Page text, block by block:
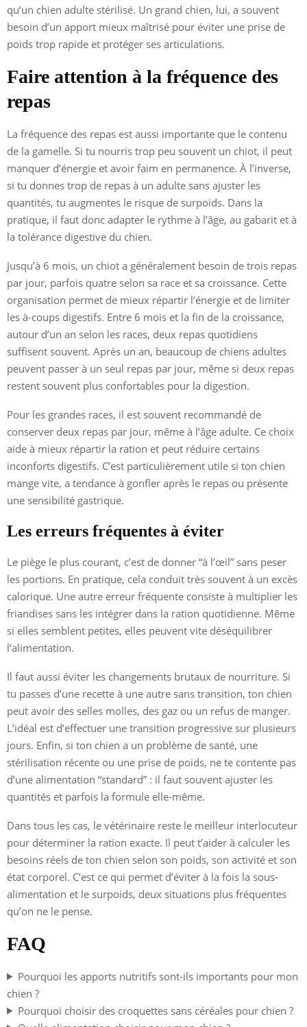
qu’un chien adulte stérilisé. Un grand chien, lui, a souvent
besoin d’un apport mieux maîtrisé pour éviter une prise de
poids trop rapide et protéger ses articulations.
Faire attention à la fréquence des
repas
La fréquence des repas est aussi importante que le contenu
de la gamelle. Si tu nourris trop peu souvent un chiot, il peut
manquer d’énergie et avoir faim en permanence. À l’inverse,
si tu donnes trop de repas à un adulte sans ajuster les
quantités, tu augmentes le risque de surpoids. Dans la
pratique, il faut donc adapter le rythme à l’âge, au gabarit et à
la tolérance digestive du chien.
Jusqu’à 6 mois, un chiot a généralement besoin de trois repas
par jour, parfois quatre selon sa race et sa croissance. Cette
organisation permet de mieux répartir l’énergie et de limiter
les à-coups digestifs. Entre 6 mois et la fin de la croissance,
autour d’un an selon les races, deux repas quotidiens
suffisent souvent. Après un an, beaucoup de chiens adultes
peuvent passer à un seul repas par jour, même si deux repas
restent souvent plus confortables pour la digestion.
Pour les grandes races, il est souvent recommandé de
conserver deux repas par jour, même à l’âge adulte. Ce choix
aide à mieux répartir la ration et peut réduire certains
inconforts digestifs. C’est particulièrement utile si ton chien
mange vite, a tendance à gonfler après le repas ou présente
une sensibilité gastrique.
Les erreurs fréquentes à éviter
Le piège le plus courant, c’est de donner “à l’œil” sans peser
les portions. En pratique, cela conduit très souvent à un excès
calorique. Une autre erreur fréquente consiste à multiplier les
friandises sans les intégrer dans la ration quotidienne. Même
si elles semblent petites, elles peuvent vite déséquilibrer
l’alimentation.
Il faut aussi éviter les changements brutaux de nourriture. Si
tu passes d’une recette à une autre sans transition, ton chien
peut avoir des selles molles, des gaz ou un refus de manger.
L’idéal est d’effectuer une transition progressive sur plusieurs
jours. Enfin, si ton chien a un problème de santé, une
stérilisation récente ou une prise de poids, ne te contente pas
d’une alimentation “standard” : il faut souvent ajuster les
quantités et parfois la formule elle-même.
Dans tous les cas, le vétérinaire reste le meilleur interlocuteur
pour déterminer la ration exacte. Il peut t’aider à calculer les
besoins réels de ton chien selon son poids, son activité et son
état corporel. C’est ce qui permet d’éviter à la fois la sous-
alimentation et le surpoids, deux situations plus fréquentes
qu’on ne le pense.
FAQ
Pourquoi les apports nutritifs sont-ils importants pour mon
chien ?
Pourquoi choisir des croquettes sans céréales pour chien ?